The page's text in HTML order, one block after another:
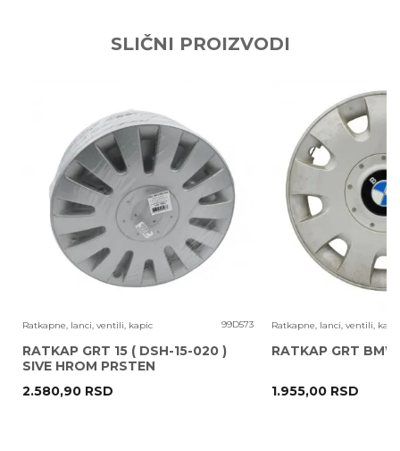
POŠALJI
15953
Kina
8000692159538
Prava potrošača:
Zagarantovana sva prava kupaca po
potrošača
SLIČNI PROIZVODI
Ratkapne, lanci, ventili, kapic 99D573
RATKAP GRT 15 ( DSH-15-020 )
SIVE HROM PRSTEN
2.580,90 RSD
Ratkapne, lanci, ventili,
RATKAP GRT
1.955,00 RSD